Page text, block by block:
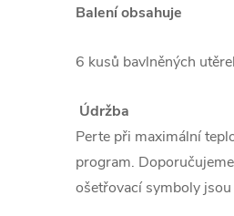
Balení obsahuje
6 kusů bavlněných
Údržba
Perte při maximální
program.
ošetřovací symboly